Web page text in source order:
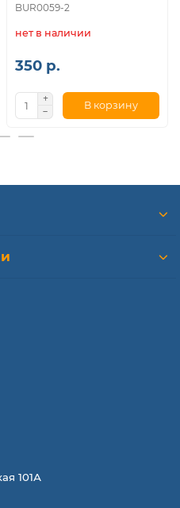
BUR0059-2
нет в наличии
350 р.
В корзину
101А